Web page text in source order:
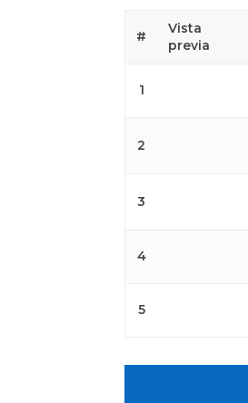
#
Vista
previa
1
2
3
4
5